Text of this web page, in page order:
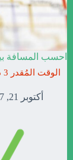
احسب المسافة
أكتوبر 21, 2017